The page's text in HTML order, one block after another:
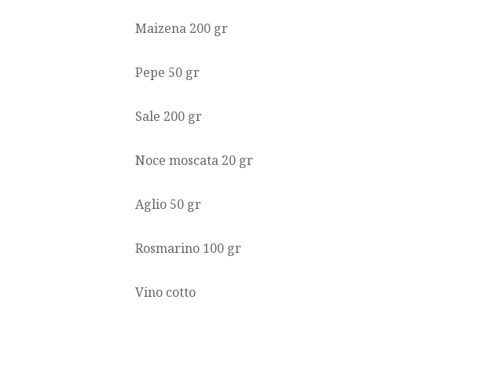
Maizena 200 gr
Pepe 50 gr
Sale 200 gr
Noce moscata 20 gr
Aglio 50 gr
Rosmarino 100 gr
Vino cotto